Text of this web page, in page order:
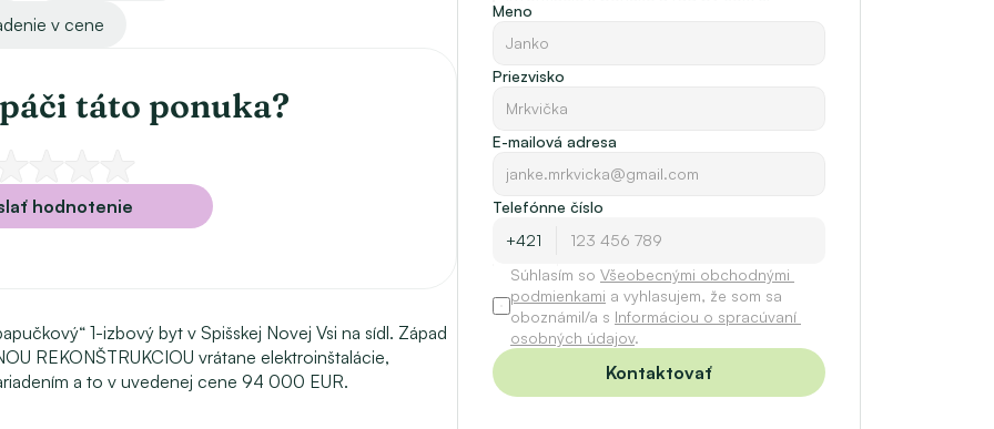
v cene
táto ponuka?
hodnotenie
1-izbový byt v Spišskej Novej Vsi na sídl. Západ
REKONŠTRUKCIOU vrátane elektroinštalácie,
a to v uvedenej cene 94 000 EUR.
Meno
Priezvisko
E-mailová adresa
Telefónne číslo
Súhlasím so Všeobecnými obchodnými
podmienkami a vyhlasujem, že som sa
oboznámil/a s Informáciou o spracúvaní
osobných údajov.
Kontaktovať